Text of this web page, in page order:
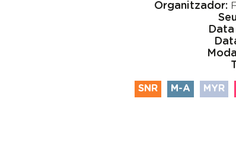
Organitzador:
SNR M-A MYR